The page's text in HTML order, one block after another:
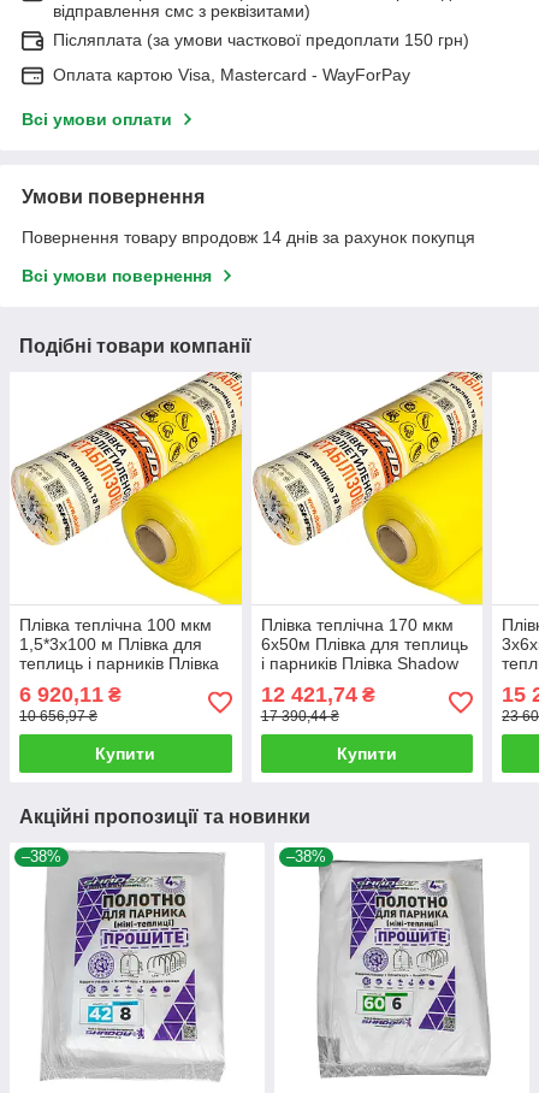
відправлення смс з реквізитами)
Післяплата (за умови часткової предоплати 150 грн)
Оплата картою Visa, Mastercard - WayForPay
Всі умови оплати
Умови повернення
Повернення товару впродовж 14 днів за рахунок покупця
Всі умови повернення
Подібні товари компанії
Плівка теплічна 100 мкм
1,5*3х100 м Плівка для
теплиць і парників Плівка
6 920,11 ₴
10 656,97 ₴
Купити
Плівка теплічна 170 мкм
6х50м Плівка для теплиць
і парників Плівка Shadow
12 421,74₴
17 390,44 ₴
Купити
60
15
23
Акційні пропозиції та новинки
–38% –38%